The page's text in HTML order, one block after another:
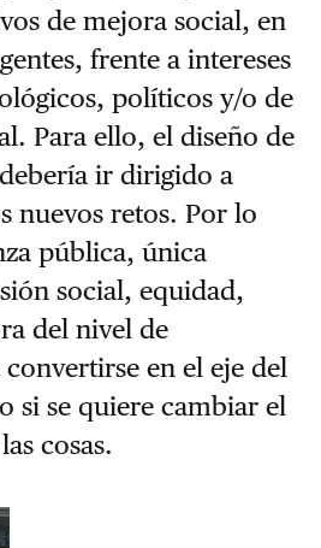
de mejora social, en
frente a intereses
políticos y/o de
Para ello, el diseño de
ir dirigido a
nuevos retos. Por lo
pública, única
social, equidad,
del nivel de
en el eje del
si se quiere cambiar el
cosas.